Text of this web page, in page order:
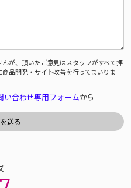
が、頂いたご意見はスタッフがすべて拝
品開発・サイト改善を行ってまいりま
い合わせ専用フォームから